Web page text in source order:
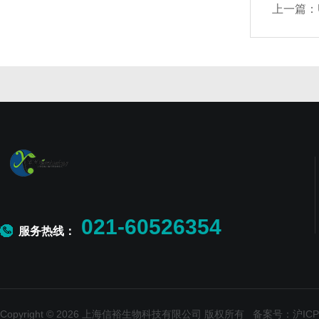
上一篇：
服务热线： 021-60526354
Copyright © 2026 上海信裕生物科技有限公司 版权所有 备案号：沪